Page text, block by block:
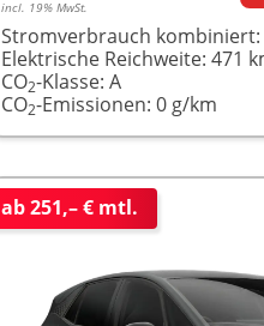
incl. 19% MwSt.
Stromverbrauch kombiniert:
Elektrische Reichweite: 471
CO2-Klasse: A
CO2-Emissionen: 0 g/km
ab 251,– € mtl.